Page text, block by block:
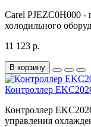
Carel PJEZC0H000 -
холодильного
11 123 р.
В корзину
Контроллер
Контроллер
управления